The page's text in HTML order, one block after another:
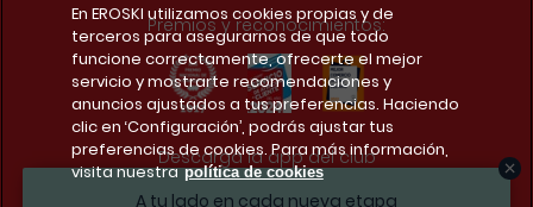
A tu lado en cada nueva etapa
Premios y reconocimientos:
Descarga la app del club
En EROSKI utilizamos cookies propias y de
terceros para asegurarnos de que todo
funcione correctamente, ofrecerte el mejor
servicio y mostrarte recomendaciones y
anuncios ajustados a tus preferencias. Haciendo
clic en ‘Configuración’, podrás ajustar tus
preferencias de cookies. Para más información,
visita nuestra política de cookies